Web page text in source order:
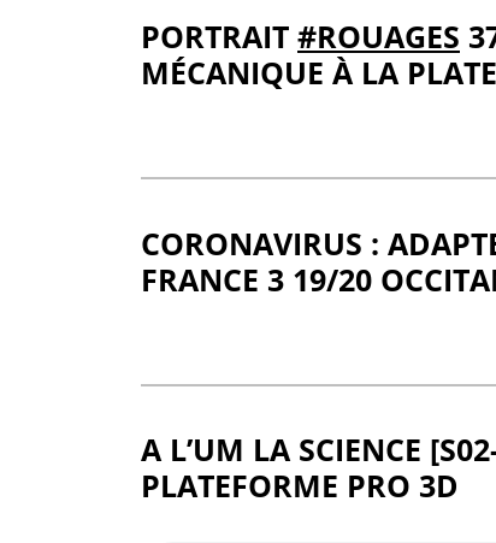
PORTRAIT #ROUAGES
MÉCANIQUE À LA
CORONAVIRUS :
FRANCE 3 19/20
A L’UM LA SCIENCE
PLATEFORME PRO 3D